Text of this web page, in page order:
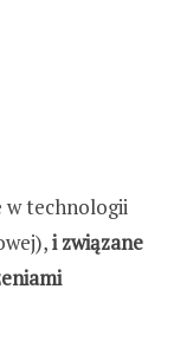
w technologii
i związane